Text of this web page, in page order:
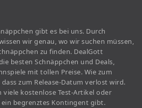
gibt es bei uns. Durch
wir genau, wo wir suchen müssen,
zu finden. DealGott
besten Schnäppchen und Deals,
mit tollen Preise. Wie zum
zum Release-Datum verlost wird.
viele kostenlose Test-Artikel oder
begrenztes Kontingent gibt.